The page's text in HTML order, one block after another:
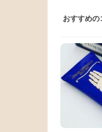
おすすめの